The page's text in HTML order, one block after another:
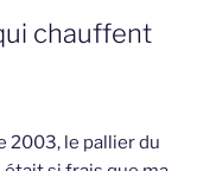
chauffent
2003, le pallier du